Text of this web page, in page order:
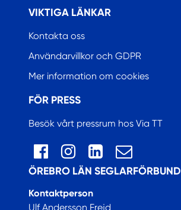
VIKTIGA LÄNKAR
Kontakta oss
Användarvillkor och GDPR
Mer information om cookies
FÖR PRESS
Besök vårt pressrum hos Via TT
ÖREBRO LÄN SEGLARFÖRBUND
Kontaktperson
Ulf Andersson Frejd